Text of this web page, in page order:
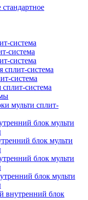
система
система
система
сплит-система
система
сплит-система
мульти сплит-
блок мульти
блок мульти
блок мульти
блок мульти
внутренний блок